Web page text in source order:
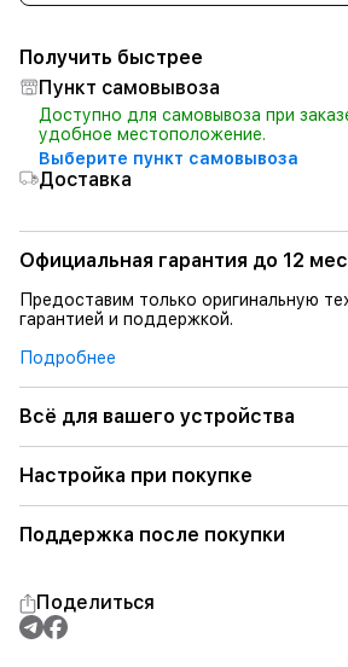
Получить быстрее
Пункт самовывоза
Доступно для самовывоза при
удобное местоположение.
Выберите пункт самовывоза
Доставка
Официальная гарантия до 12
Предоставим только оригинальную
гарантией и поддержкой.
Подробнее
Всё для вашего устройства
Настройка при покупке
Поддержка после покупки
Поделиться